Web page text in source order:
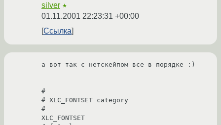
silver ★
01.11.2001 22:23:31 +00:00
Ссылка
а вот так с нетскейпом все в порядке :)
#
# XLC_FONTSET category
#
XLC_FONTSET